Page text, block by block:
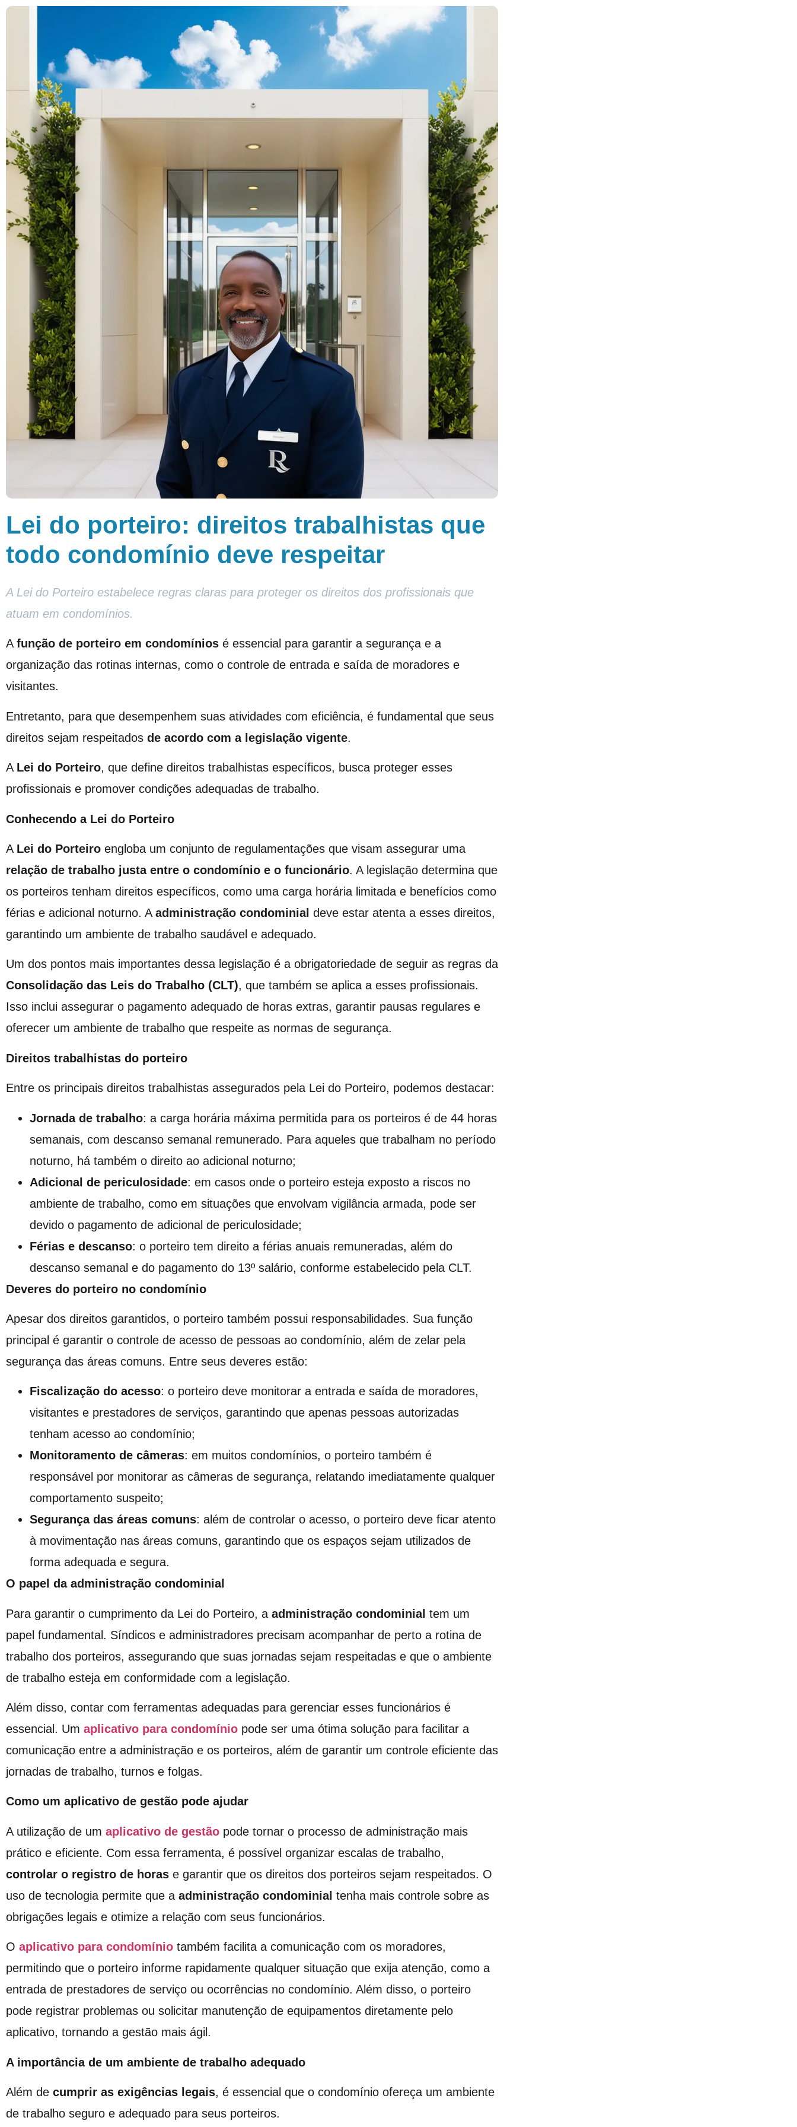
Lei do porteiro: direitos trabalhistas que
todo condomínio deve respeitar
A Lei do Porteiro estabelece regras claras para proteger os direitos dos profissionais que
atuam em condomínios.
A função de porteiro em condomínios é essencial para garantir a segurança e a
organização das rotinas internas, como o controle de entrada e saída de moradores e
visitantes.
Entretanto, para que desempenhem suas atividades com eficiência, é fundamental que seus
direitos sejam respeitados de acordo com a legislação vigente.
A Lei do Porteiro, que define direitos trabalhistas específicos, busca proteger esses
profissionais e promover condições adequadas de trabalho.
Conhecendo a Lei do Porteiro
A Lei do Porteiro engloba um conjunto de regulamentações que visam assegurar uma
relação de trabalho justa entre o condomínio e o funcionário. A legislação determina que
os porteiros tenham direitos específicos, como uma carga horária limitada e benefícios como
férias e adicional noturno. A administração condominial deve estar atenta a esses direitos,
garantindo um ambiente de trabalho saudável e adequado.
Um dos pontos mais importantes dessa legislação é a obrigatoriedade de seguir as regras da
Consolidação das Leis do Trabalho (CLT), que também se aplica a esses profissionais.
Isso inclui assegurar o pagamento adequado de horas extras, garantir pausas regulares e
oferecer um ambiente de trabalho que respeite as normas de segurança.
Direitos trabalhistas do porteiro
Entre os principais direitos trabalhistas assegurados pela Lei do Porteiro, podemos destacar:
Jornada de trabalho: a carga horária máxima permitida para os porteiros é de 44 horas
semanais, com descanso semanal remunerado. Para aqueles que trabalham no período
noturno, há também o direito ao adicional noturno;
Adicional de periculosidade: em casos onde o porteiro esteja exposto a riscos no
ambiente de trabalho, como em situações que envolvam vigilância armada, pode ser
devido o pagamento de adicional de periculosidade;
Férias e descanso: o porteiro tem direito a férias anuais remuneradas, além do
descanso semanal e do pagamento do 13º salário, conforme estabelecido pela CLT.
Deveres do porteiro no condomínio
Apesar dos direitos garantidos, o porteiro também possui responsabilidades. Sua função
principal é garantir o controle de acesso de pessoas ao condomínio, além de zelar pela
segurança das áreas comuns. Entre seus deveres estão:
Fiscalização do acesso: o porteiro deve monitorar a entrada e saída de moradores,
visitantes e prestadores de serviços, garantindo que apenas pessoas autorizadas
tenham acesso ao condomínio;
Monitoramento de câmeras: em muitos condomínios, o porteiro também é
responsável por monitorar as câmeras de segurança, relatando imediatamente qualquer
comportamento suspeito;
Segurança das áreas comuns: além de controlar o acesso, o porteiro deve ficar atento
à movimentação nas áreas comuns, garantindo que os espaços sejam utilizados de
forma adequada e segura.
O papel da administração condominial
Para garantir o cumprimento da Lei do Porteiro, a administração condominial tem um
papel fundamental. Síndicos e administradores precisam acompanhar de perto a rotina de
trabalho dos porteiros, assegurando que suas jornadas sejam respeitadas e que o ambiente
de trabalho esteja em conformidade com a legislação.
Além disso, contar com ferramentas adequadas para gerenciar esses funcionários é
essencial. Um aplicativo para condomínio pode ser uma ótima solução para facilitar a
comunicação entre a administração e os porteiros, além de garantir um controle eficiente das
jornadas de trabalho, turnos e folgas.
Como um aplicativo de gestão pode ajudar
A utilização de um aplicativo de gestão pode tornar o processo de administração mais
prático e eficiente. Com essa ferramenta, é possível organizar escalas de trabalho,
controlar o registro de horas e garantir que os direitos dos porteiros sejam respeitados. O
uso de tecnologia permite que a administração condominial tenha mais controle sobre as
obrigações legais e otimize a relação com seus funcionários.
O aplicativo para condomínio também facilita a comunicação com os moradores,
permitindo que o porteiro informe rapidamente qualquer situação que exija atenção, como a
entrada de prestadores de serviço ou ocorrências no condomínio. Além disso, o porteiro
pode registrar problemas ou solicitar manutenção de equipamentos diretamente pelo
aplicativo, tornando a gestão mais ágil.
A importância de um ambiente de trabalho adequado
Além de cumprir as exigências legais, é essencial que o condomínio ofereça um ambiente
de trabalho seguro e adequado para seus porteiros.